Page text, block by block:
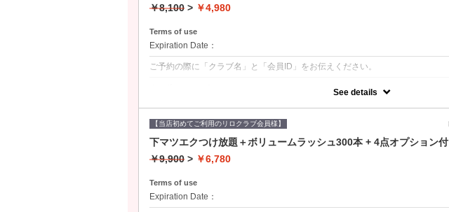
￥8,100 > ￥4,980
Terms of use
Expiration Date：
ご予約の際に「クラブ名」と「会員ID」をお伝えください。
・4点オプション付き
①オフ②アイシャンプー③コーティング仕上げ④アイパック2枚付き
See details
【当店初めてご利用のリロクラブ会員様】
下マツエクつけ放題＋ボリュームラッシュ300本 + 4点オプション付
￥9,900 > ￥6,780
Terms of use
Expiration Date：